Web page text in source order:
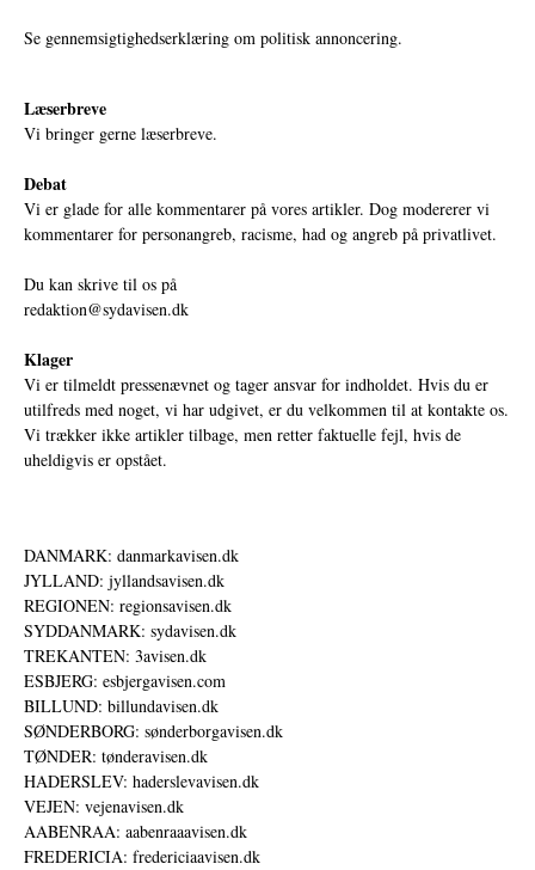
Se gennemsigtighedserklæring om politisk annoncering.
Læserbreve
Vi bringer gerne læserbreve.
Debat
Vi er glade for alle kommentarer på vores artikler. Dog modererer vi
kommentarer for personangreb, racisme, had og angreb på privatlivet.
Du kan skrive til os på
redaktion@sydavisen.dk
Klager
Vi er tilmeldt pressenævnet og tager ansvar for indholdet. Hvis du er
utilfreds med noget, vi har udgivet, er du velkommen til at kontakte os.
Vi trækker ikke artikler tilbage, men retter faktuelle fejl, hvis de
uheldigvis er opstået.
DANMARK: danmarkavisen.dk
JYLLAND: jyllandsavisen.dk
REGIONEN: regionsavisen.dk
SYDDANMARK: sydavisen.dk
TREKANTEN: 3avisen.dk
ESBJERG: esbjergavisen.com
BILLUND: billundavisen.dk
SØNDERBORG: sønderborgavisen.dk
TØNDER: tønderavisen.dk
HADERSLEV: haderslevavisen.dk
VEJEN: vejenavisen.dk
AABENRAA: aabenraaavisen.dk
FREDERICIA: fredericiaavisen.dk